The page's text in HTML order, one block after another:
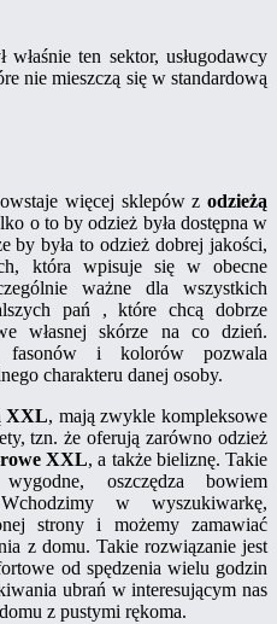
ten sektor, usługodawcy
nie mieszczą się w standardową
więcej sklepów z odzieżą
o to by odzież była dostępna w
by była to odzież dobrej jakości,
która wpisuje się w obecne
ważne dla wszystkich
pań , które chcą dobrze
własnej skórze na co dzień.
fasonów i kolorów pozwala
charakteru danej osoby.
XXL, mają zwykle kompleksowe
tzn. że oferują zarówno odzież
XXL, a także bieliznę. Takie
oszczędza bowiem
w wyszukiwarkę,
strony i możemy zamawiać
z domu. Takie rozwiązanie jest
od spędzenia wielu godzin
ubrań w interesującym nas
z pustymi rękoma.